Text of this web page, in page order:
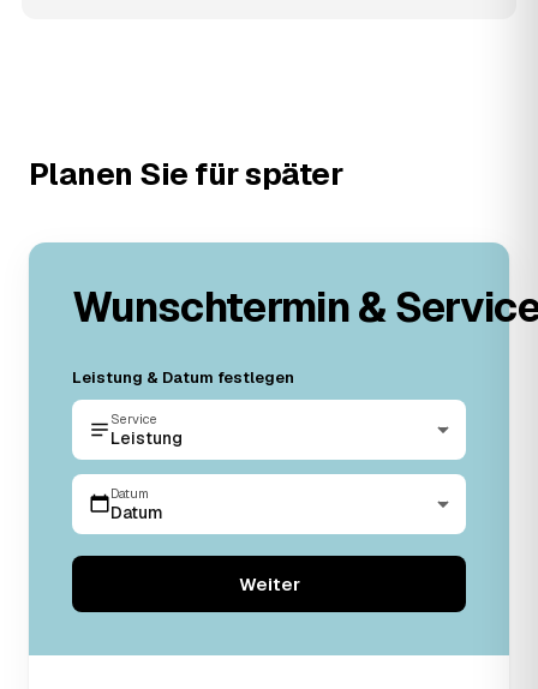
Planen Sie für später
Wunschtermin &
Leistung & Datum festlegen
Service
Leistung
Datum
Datum
Weiter